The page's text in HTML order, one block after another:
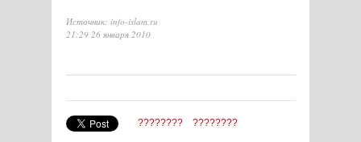
Источник: info-islam.ru
21:29 26 января 2010
???????? ????????